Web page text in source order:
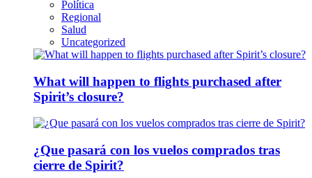
Política
Regional
Salud
Uncategorized
What will happen to flights purchased after
Spirit’s closure?
¿Que pasará con los vuelos comprados tras
cierre de Spirit?